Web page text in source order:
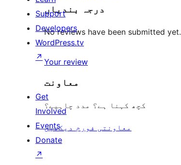
درجہ بندیاں
No reviews have been submitted yet.
Your review
معاونت
کچھ کہنا ہے؟ مدد چاہیے؟
معاونتی فورم دیکھیں
Support
Developers
WordPress.tv
↗
Get
Involved
Events
Donate
↗